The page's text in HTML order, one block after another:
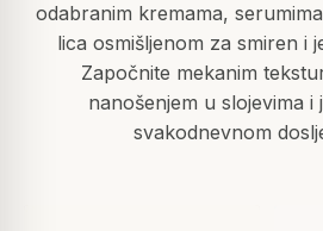
odabranim kremama,
lica osmišljenom za smiren i
Započnite mekanim
nanošenjem u slojevima i
svakodnevnom